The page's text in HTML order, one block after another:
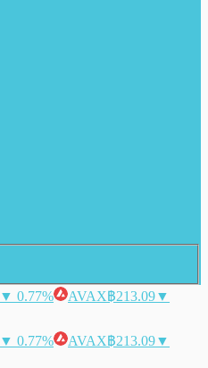
▼ 0.77% AVAX฿213.09▼
▼ 0.77% AVAX฿213.09▼